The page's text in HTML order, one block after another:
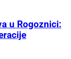
u Rogoznici: